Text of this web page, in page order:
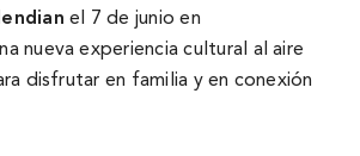
el 7 de junio en
nueva experiencia cultural al aire
disfrutar en familia y en conexión